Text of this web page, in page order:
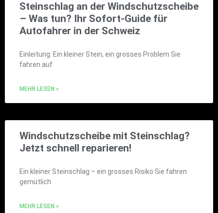
Steinschlag an der Windschutzscheibe
– Was tun? Ihr Sofort-Guide für
Autofahrer in der Schweiz
Einleitung: Ein kleiner Stein, ein grosses Problem Sie
fahren auf
MEHR LESEN »
Windschutzscheibe mit Steinschlag?
Jetzt schnell reparieren!
Ein kleiner Steinschlag – ein grosses Risiko Sie fahren
gemütlich
MEHR LESEN »